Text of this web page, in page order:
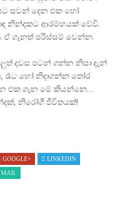
සවන් දෙන එක හෝ
නින්දකට ආරම්භයක් වේවි.
ඒ ගැනත් පරිස්සම් වෙන්න.
දවස පටන් ගන්න නිසා දැන්
හෝ නිදාගන්න තෝර
එක ගැන මේ කියන්නෙ…
නිරෝගී ජීවිතයක්!
GOOGLE+
LINKEDIN
MAIL